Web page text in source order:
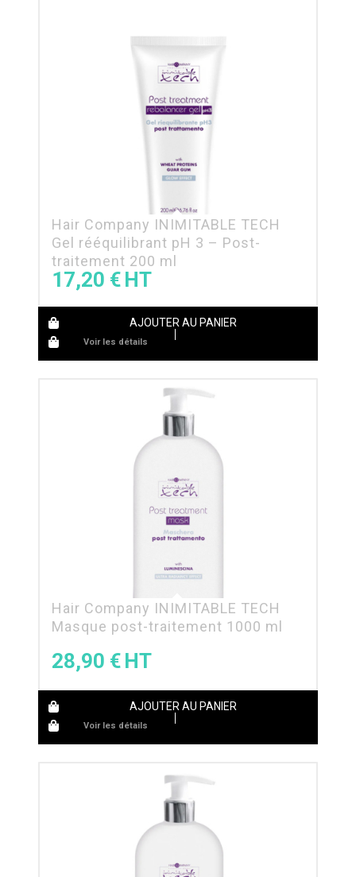
Hair Company INIMITABLE TECH
Gel rééquilibrant pH 3 – Post-
traitement 200 ml
17,20 €
AJOUTER AU PANIER
Voir les détails
Hair Company INIMITABLE TECH
Masque post-traitement 1000 ml
28,90 €
AJOUTER AU PANIER
Voir les détails